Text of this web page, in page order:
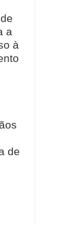
a
à
de